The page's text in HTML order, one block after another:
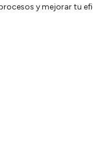
y mejorar tu